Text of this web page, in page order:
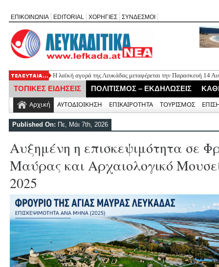
ΕΠΙΚΟΙΝΩΝΙΑ EDITORIAL ΧΟΡΗΓΙΕΣ ΣΥΝΔΕΣΜΟΙ
Η λαϊκή αγορά της Λευκάδας μεταφέρεται την Παρασκευή 14
Εορτασμός της Μεταμόρφωσης στο Μεγανήσι Λευκάδας
Ο Δήμος Λευκάδας προμηθεύεται 40 αντίτυπα του
Τρεις θεματικές ομιλίες στον Ιερό Ναό Μεταμορφώσεως του
ΤΟΠΙΚΕΣ ΕΙΔΗΣΕΙΣ ΠΟΛΙΤΙΣΜΟΣ – ΕΚΔΗΛΩΣΕΙΣ
Αρχική ΑΥΤΟΔΙΟΙΚΗΣΗ ΕΠΙΚΑΙΡΟΤΗΤΑ ΤΟΥΡΙΣΜΟΣ
Published On: Πε, Μάι 7th, 2026
Αυξημένη η επισκεψιμότητα σε
Μαύρας και Αρχαιολογικό
2025